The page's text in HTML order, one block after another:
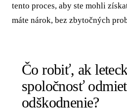
tento proces, aby ste mohli
máte nárok, bez zbytočných
Čo robiť, ak
spoločnosť
odškodnenie?